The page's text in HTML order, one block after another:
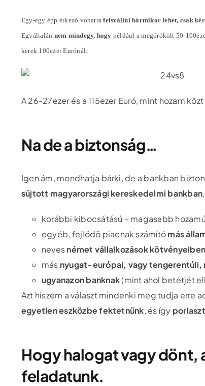
Egy-egy épp érkező vonatrafelszállni bármikor lehet, csak
Egyáltalán nem mindegy, hogy például a megörökölt 50-
kerek 100ezer Eurónál:
A 26-27ezer és a 115ezer Euró, mint hozam
Na de a biztonság…
Igen ám, mondhatja bárki, de a bankban
sújtott magyarországi kereskedelmi bankban
korábbi kibocsátású – magasabb
egyéb, fejlődő piacnak számítómás
nevesnémet vállalkozások kötvényeiben
más nyugat-európai, vagy tengerentúli,
ugyanazon banknak(mint ahol betétjét
Azt hiszem a választ mindenki meg tudja erre
egyetlen eszközbe fektetnünk, és így
Hogy halogat vagy dönt,
feladatunk.